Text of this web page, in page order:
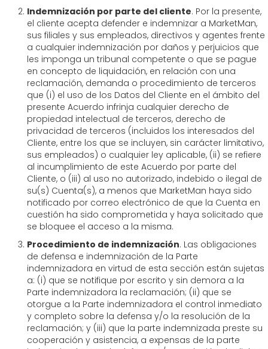
Indemnización por parte del cliente. Por la presente,
el cliente acepta defender e indemnizar a MarketMan,
sus filiales y sus empleados, directivos y agentes frente
a cualquier indemnización por daños y perjuicios que
les imponga un tribunal competente o que se pague
en concepto de liquidación, en relación con una
reclamación, demanda o procedimiento de terceros
que (i) el uso de los Datos del Cliente en el ámbito del
presente Acuerdo infrinja cualquier derecho de
propiedad intelectual de terceros, derecho de
privacidad de terceros (incluidos los interesados del
Cliente, entre los que se incluyen, sin carácter limitativo,
sus empleados) o cualquier ley aplicable, (ii) se refiere
al incumplimiento de este Acuerdo por parte del
Cliente, o (iii) al uso no autorizado, indebido o ilegal de
su(s) Cuenta(s), a menos que MarketMan haya sido
notificado por correo electrónico de que la Cuenta en
cuestión ha sido comprometida y haya solicitado que
se bloquee el acceso a la misma.
Procedimiento de indemnización. Las obligaciones
de defensa e indemnización de la Parte
indemnizadora en virtud de esta sección están sujetas
a: (i) que se notifique por escrito y sin demora a la
Parte indemnizadora la reclamación; (ii) que se
otorgue a la Parte indemnizadora el control inmediato
y completo sobre la defensa y/o la resolución de la
reclamación; y (iii) que la parte indemnizada preste su
cooperación y asistencia, a expensas de la parte